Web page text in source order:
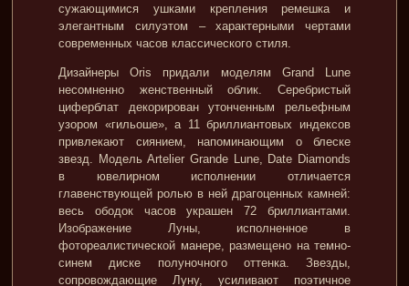
сужающимися ушками крепления ремешка и
элегантным силуэтом – характерными чертами
современных часов классического стиля.
Дизайнеры Oris придали моделям Grand Lune
несомненно женственный облик. Серебристый
циферблат декорирован утонченным рельефным
узором «гильоше», а 11 бриллиантовых индексов
привлекают сиянием, напоминающим о блеске
звезд. Модель Artelier Grande Lune, Date Diamonds
в ювелирном исполнении отличается
главенствующей ролью в ней драгоценных камней:
весь ободок часов украшен 72 бриллиантами.
Изображение Луны, исполненное в
фотореалистической манере, размещено на темно-
синем диске полуночного оттенка. Звезды,
сопровождающие Луну, усиливают поэтичное